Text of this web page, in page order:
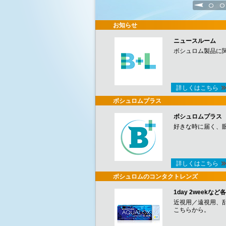
1
2
お知らせ
ニュースルーム
ボシュロム製品に
詳しくはこちら
ボシュロムプラス
ボシュロムプラス
好きな時に届く、
詳しくはこちら
ボシュロムのコンタクトレンズ
1day 2weekなど
近視用／遠視用、
こちらから。